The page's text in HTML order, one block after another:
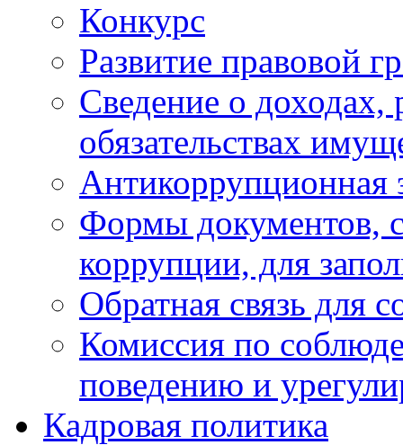
Конкурс
Развитие правовой
Сведение о доходах,
обязательствах
Антикоррупционная
Формы документов,
коррупции, для
Обратная связь для
Комиссия по
поведению и
Кадровая политика